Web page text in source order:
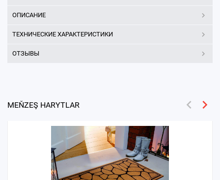
ОПИСАНИЕ
ТЕХНИЧЕСКИЕ ХАРАКТЕРИСТИКИ
ОТЗЫВЫ
MEŇZEŞ HARYTLAR